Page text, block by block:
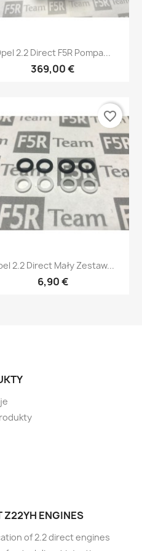
 Szybki podgląd
2.2 Direct F5R Pompa...
369,00 €
Szybki podgląd
2.2 Direct Mały Zestaw...
6,90 €
favorite_border
Z22YH ENGINES
of 2.2 direct engines